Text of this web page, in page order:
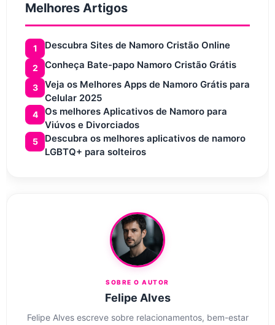
Melhores Artigos
1 Descubra Sites de Namoro Cristão Online
2 Conheça Bate-papo Namoro Cristão Grátis
3
Veja os Melhores Apps de Namoro Grátis para
Celular 2025
4
Os melhores Aplicativos de Namoro para
Viúvos e Divorciados
5
Descubra os melhores aplicativos de namoro
LGBTQ+ para solteiros
SOBRE O AUTOR
Felipe Alves
Felipe Alves escreve sobre relacionamentos, bem-estar